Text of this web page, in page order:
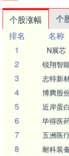
个股涨幅 个
排名
名称
1
N展芯
2 锐翔智
3 志特新
4 博腾股
5 近岸蛋白
6 毕得医
7 五洲医
8 耐科装